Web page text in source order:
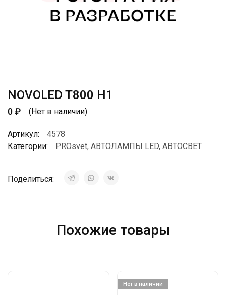
NOVOLED T800 H1
0₽ (Нет в наличии)
Артикул:
4578
Категории:
PROsvet, АВТОЛАМПЫ LED, АВТОСВЕТ
Поделиться:
Похожие товары
Нет в наличии